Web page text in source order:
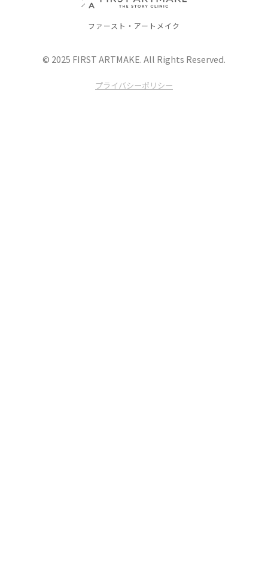
ファースト・アートメイク
© 2025 FIRST ARTMAKE. All Rights Reserved.
プライバシーポリシー